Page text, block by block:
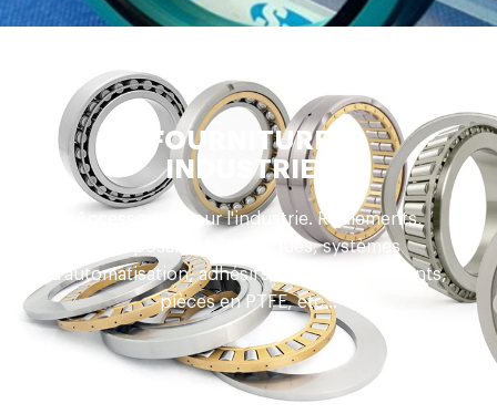
FOURNITURES
INDUSTRIEL
Accessoires pour l'industrie. Roulements,
composants hydrauliques, systèmes
d'automatisation, adhésifs, huiles et lubrifiants,
pièces en PTFE, etc...